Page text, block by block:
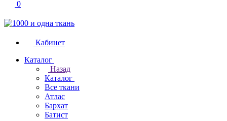
0
Кабинет
Каталог
Назад
Каталог
Все ткани
Атлас
Бархат
Батист